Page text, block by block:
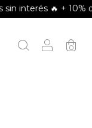
🔥 + 10% off con
0